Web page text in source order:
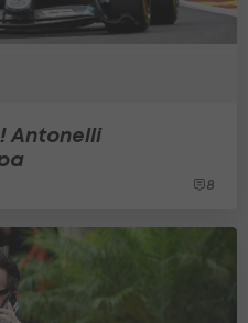
Antonelli
8